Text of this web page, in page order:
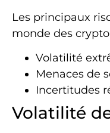
Les principaux
monde des
Volatilité
Menaces de
Incertitudes
Volatilité